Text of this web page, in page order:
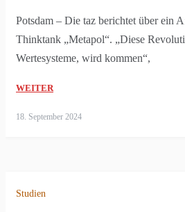
Potsdam – Die taz berichtet über ein
Thinktank „Metapol“. „Diese
Wertesysteme, wird kommen“,
WEITER
18. September 2024
Studien